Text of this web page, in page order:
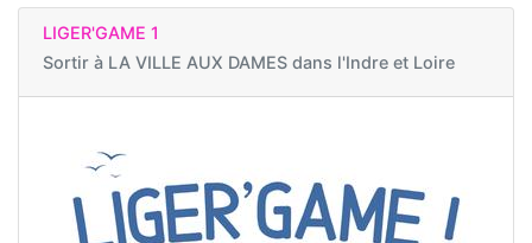
LIGER'GAME 1
Sortir à LA VILLE AUX DAMES dans l'Indre et Loire